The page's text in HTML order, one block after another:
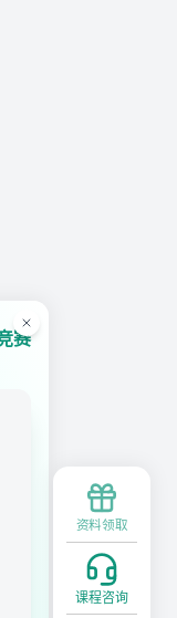
资料领取
课程咨询
赛